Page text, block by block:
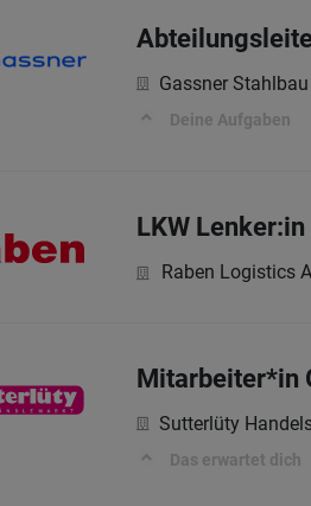
Gassner
Deine Aufgaben
LKW
Raben Logistics
Mitarbeiter*in
Sutterlüty
Das erwartet dich